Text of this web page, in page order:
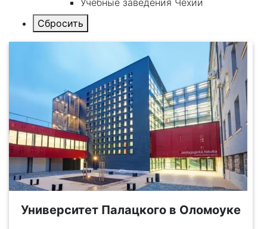
Учебные заведения Чехии
Университет Палацкого в Оломоуке